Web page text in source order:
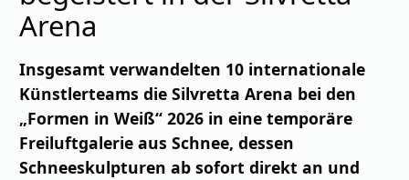
Arena
Insgesamt verwandelten 10 internationale
Künstlerteams die Silvretta Arena bei den
„Formen in Weiß“ 2026 in eine temporäre
Freiluftgalerie aus Schnee, dessen
Schneeskulpturen ab sofort direkt an und